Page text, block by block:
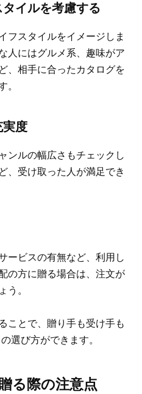
イルを考慮する
フスタイルをイメージしま
人にはグルメ系、趣味がア
、相手に合ったカタログを
。
実度
ンルの幅広さもチェックし
、受け取った人が満足でき
ービスの有無など、利用し
の方に贈る場合は、注文が
う。
ことで、贈り手も受け手も
の選び方ができます。
る際の注意点